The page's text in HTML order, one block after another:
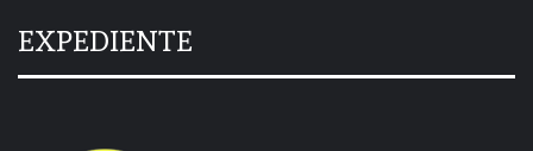
EXPEDIENTE